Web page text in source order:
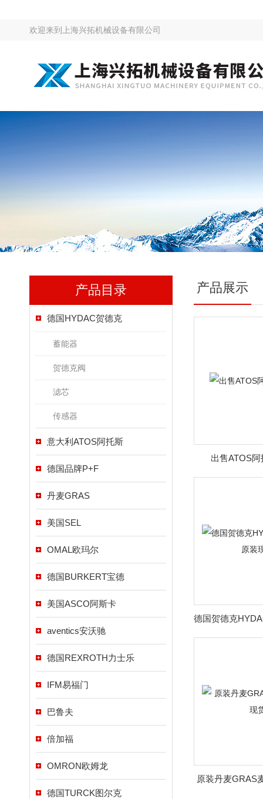
欢迎来到 上海兴拓机械设备有限公司
产品目录
德国HYDAC贺德克
蓄能器
贺德克阀
滤芯
传感器
意大利ATOS阿托斯
德国品牌P+F
丹麦GRAS
美国SEL
OMAL欧玛尔
德国BURKERT宝德
美国ASCO阿斯卡
aventics安沃驰
德国REXROTH力士乐
IFM易福门
巴鲁夫
倍加福
OMRON欧姆龙
德国TURCK图尔克
产品展示
出售ATOS
原装丹麦GRAS